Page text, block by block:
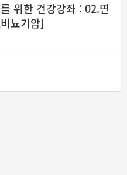
위한 건강강좌 : 02.면
뇨기암]